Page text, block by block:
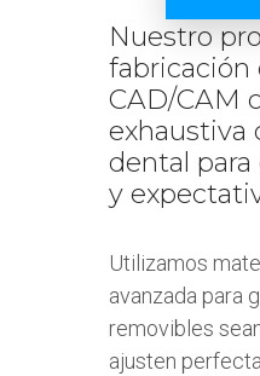
Nuestro
fabricación
CAD/CAM
exhaustiva
dental
y
Utilizamos
avanzada para
removibles
ajusten